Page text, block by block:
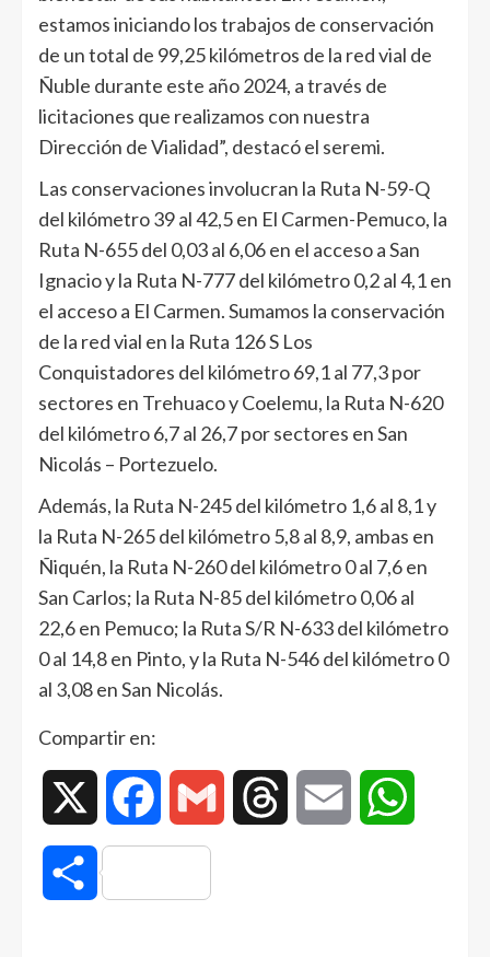
estamos iniciando los trabajos de conservación
de un total de 99,25 kilómetros de la red vial de
Ñuble durante este año 2024, a través de
licitaciones que realizamos con nuestra
Dirección de Vialidad”, destacó el seremi.
Las conservaciones involucran la Ruta N-59-Q
del kilómetro 39 al 42,5 en El Carmen-Pemuco, la
Ruta N-655 del 0,03 al 6,06 en el acceso a San
Ignacio y la Ruta N-777 del kilómetro 0,2 al 4,1 en
el acceso a El Carmen. Sumamos la conservación
de la red vial en la Ruta 126 S Los
Conquistadores del kilómetro 69,1 al 77,3 por
sectores en Trehuaco y Coelemu, la Ruta N-620
del kilómetro 6,7 al 26,7 por sectores en San
Nicolás – Portezuelo.
Además, la Ruta N-245 del kilómetro 1,6 al 8,1 y
la Ruta N-265 del kilómetro 5,8 al 8,9, ambas en
Ñiquén, la Ruta N-260 del kilómetro 0 al 7,6 en
San Carlos; la Ruta N-85 del kilómetro 0,06 al
22,6 en Pemuco; la Ruta S/R N-633 del kilómetro
0 al 14,8 en Pinto, y la Ruta N-546 del kilómetro 0
al 3,08 en San Nicolás.
Compartir en:
Facebook Gmail Threads Email
Compartir